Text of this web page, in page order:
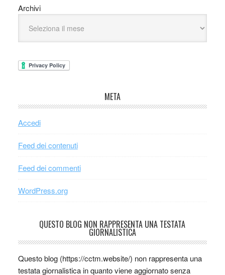
Archivi
META
Accedi
Feed dei contenuti
Feed dei commenti
WordPress.org
QUESTO BLOG NON RAPPRESENTA UNA TESTATA
GIORNALISTICA
Questo blog (https://cctm.website/) non rappresenta una
testata giornalistica in quanto viene aggiornato senza